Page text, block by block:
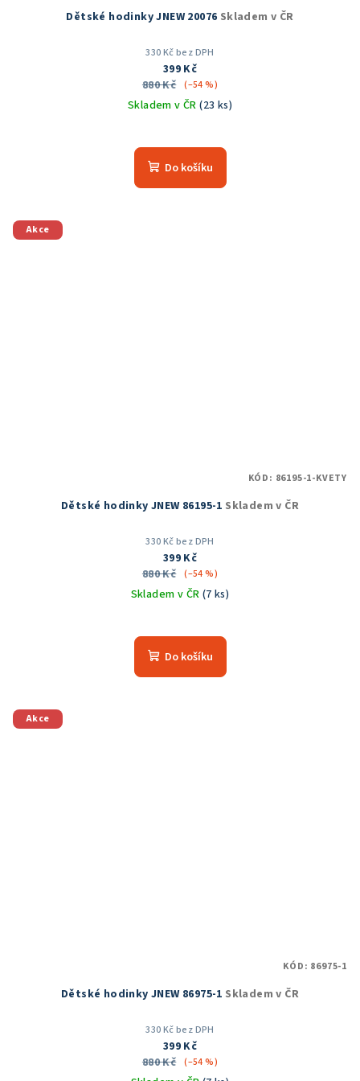
Dětské hodinky JNEW 20076 Skladem v ČR
330 Kč bez DPH
399 Kč
880 Kč (–54 %)
Skladem v ČR(23 ks)
hodnocení
produktu
Do košíku
Akce
Dětské hodinky JNEW 86195-1 Skladem v ČR
330 Kč bez DPH
399 Kč
880 Kč (–54 %)
Skladem v ČR (7 ks)
Do košíku
KÓD: 86195-1-KVETY
Akce
Dětské hodinky JNEW 86975-1 Skladem v ČR
330 Kč bez DPH
399 Kč
880 Kč (–54 %)
KÓD: 86975-1